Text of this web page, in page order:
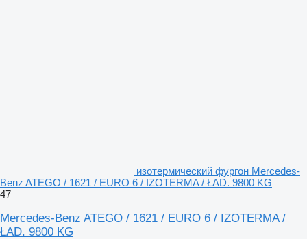
изотермический фургон Mercedes-
Benz ATEGO / 1621 / EURO 6 / IZOTERMA / ŁAD. 9800 KG
47
Mercedes-Benz ATEGO / 1621 / EURO 6 / IZOTERMA /
ŁAD. 9800 KG